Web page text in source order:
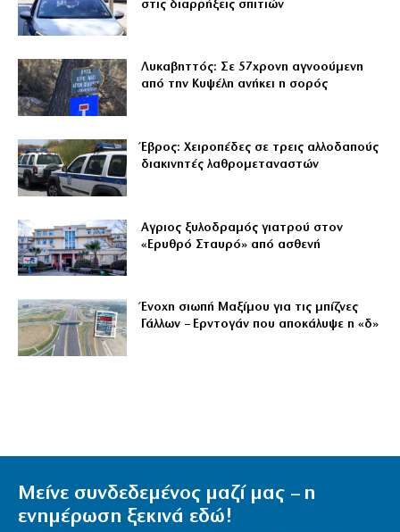
στις διαρρήξεις σπιτιών
Λυκαβηττός: Σε 57χρονη αγνοούμενη
από την Κυψέλη ανήκει η σορός
Έβρος: Χειροπέδες σε τρεις αλλοδαπούς
διακινητές λαθρομεταναστών
Αγριος ξυλοδραμός γιατρού στον
«Ερυθρό Σταυρό» από ασθενή
Ένοχη σιωπή Μαξίμου για τις μπίζνες
Γάλλων – Ερντογάν που αποκάλυψε η «δ»
Μείνε συνδεδεμένος μαζί μας – η
ενημέρωση ξεκινά εδώ!